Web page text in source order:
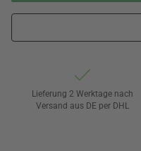
Lieferung 2 Werktage nach
Versand aus DE per DHL